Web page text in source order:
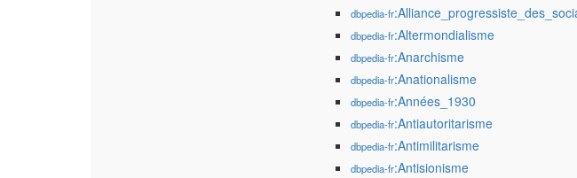
dbpedia-fr
dbpedia-fr:Altermondialisme
dbpedia-fr:Anarchisme
dbpedia-fr:Anationalisme
dbpedia-fr:Années_1930
dbpedia-fr:Antiautoritarisme
dbpedia-fr:Antimilitarisme
dbpedia-fr:Antisionisme